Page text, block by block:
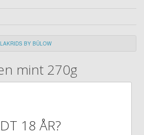
LAKRIDS BY BÜLOW
mint 270g
18 ÅR?